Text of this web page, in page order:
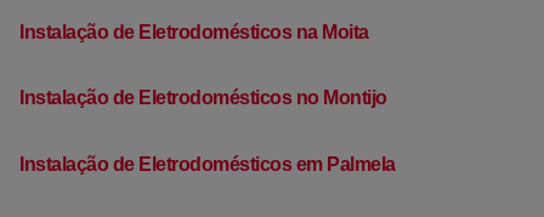
Instalação de Eletrodomésticos na Moita
Instalação de Eletrodomésticos no Montijo
Instalação de Eletrodomésticos em Palmela